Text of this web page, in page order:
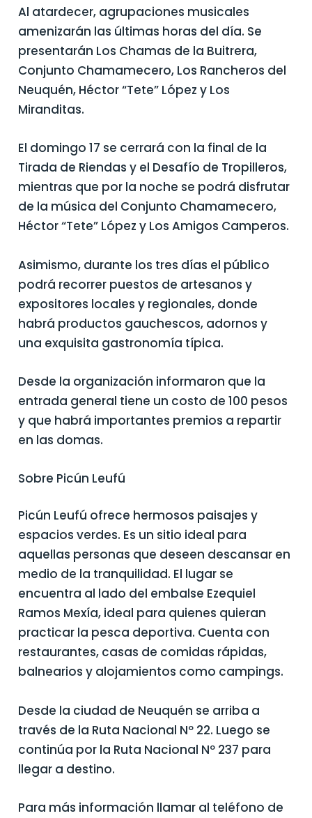
Al atardecer, agrupaciones musicales
amenizarán las últimas horas del día. Se
presentarán Los Chamas de la Buitrera,
Conjunto Chamamecero, Los Rancheros del
Neuquén, Héctor “Tete” López y Los
Miranditas.
El domingo 17 se cerrará con la final de la
Tirada de Riendas y el Desafío de Tropilleros,
mientras que por la noche se podrá disfrutar
de la música del Conjunto Chamamecero,
Héctor “Tete” López y Los Amigos Camperos.
Asimismo, durante los tres días el público
podrá recorrer puestos de artesanos y
expositores locales y regionales, donde
habrá productos gauchescos, adornos y
una exquisita gastronomía típica.
Desde la organización informaron que la
entrada general tiene un costo de 100 pesos
y que habrá importantes premios a repartir
en las domas.
Sobre Picún Leufú
Picún Leufú ofrece hermosos paisajes y
espacios verdes. Es un sitio ideal para
aquellas personas que deseen descansar en
medio de la tranquilidad. El lugar se
encuentra al lado del embalse Ezequiel
Ramos Mexía, ideal para quienes quieran
practicar la pesca deportiva. Cuenta con
restaurantes, casas de comidas rápidas,
balnearios y alojamientos como campings.
Desde la ciudad de Neuquén se arriba a
través de la Ruta Nacional Nº 22. Luego se
continúa por la Ruta Nacional Nº 237 para
llegar a destino.
Para más información llamar al teléfono de